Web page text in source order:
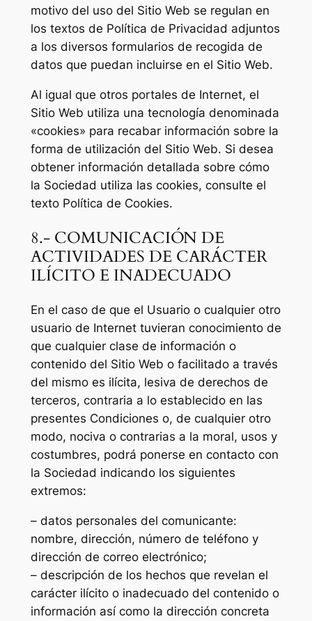
motivo del uso del Sitio Web se regulan en
los textos de Política de Privacidad adjuntos
a los diversos formularios de recogida de
datos que puedan incluirse en el Sitio Web.
Al igual que otros portales de Internet, el
Sitio Web utiliza una tecnología denominada
«cookies» para recabar información sobre la
forma de utilización del Sitio Web. Si desea
obtener información detallada sobre cómo
la Sociedad utiliza las cookies, consulte el
texto Política de Cookies.
8.- COMUNICACIÓN DE
ACTIVIDADES DE CARÁCTER
ILÍCITO E INADECUADO
En el caso de que el Usuario o cualquier otro
usuario de Internet tuvieran conocimiento de
que cualquier clase de información o
contenido del Sitio Web o facilitado a través
del mismo es ilícita, lesiva de derechos de
terceros, contraria a lo establecido en las
presentes Condiciones o, de cualquier otro
modo, nociva o contrarias a la moral, usos y
costumbres, podrá ponerse en contacto con
la Sociedad indicando los siguientes
extremos:
– datos personales del comunicante:
nombre, dirección, número de teléfono y
dirección de correo electrónico;
– descripción de los hechos que revelan el
carácter ilícito o inadecuado del contenido o
información así como la dirección concreta